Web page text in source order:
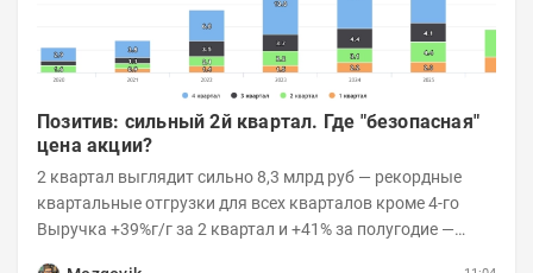
Позитив: сильный 2й квартал. Где "безопасная"
цена акции?
2 квартал выглядит сильно 8,3 млрд руб — рекордные
квартальные отгрузки для всех кварталов кроме 4-го
Выручка +39%г/г за 2 квартал и +41% за полугодие —